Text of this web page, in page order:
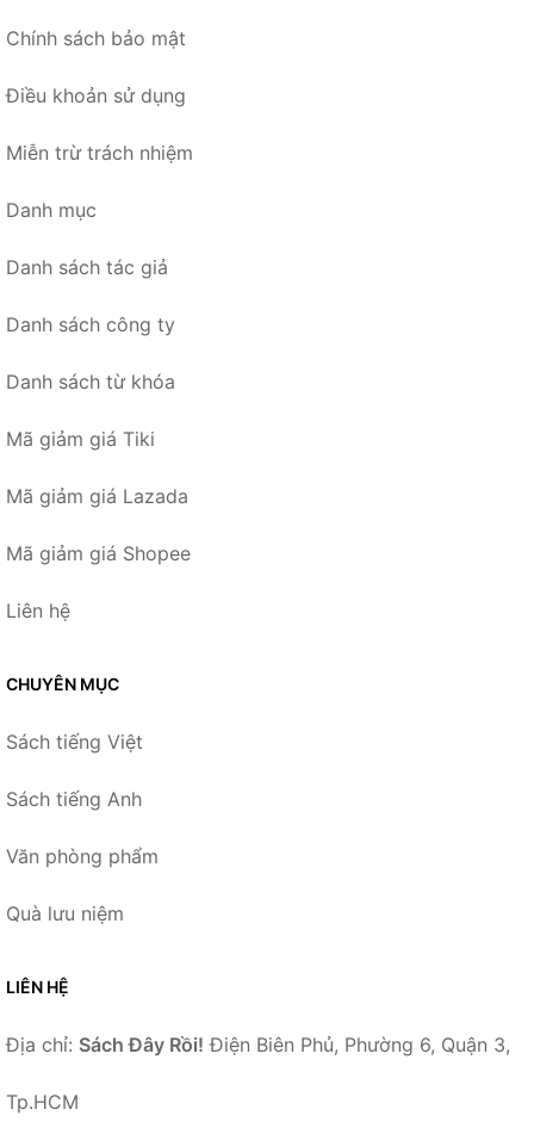
Chính sách bảo mật
Điều khoản sử dụng
Miễn trừ trách nhiệm
Danh mục
Danh sách tác giả
Danh sách công ty
Danh sách từ khóa
Mã giảm giá Tiki
Mã giảm giá Lazada
Mã giảm giá Shopee
Liên hệ
CHUYÊN MỤC
Sách tiếng Việt
Sách tiếng Anh
Văn phòng phẩm
Quà lưu niệm
LIÊN HỆ
Địa chỉ: Sách Đây Rồi! Điện Biên Phủ, Phường 6, Quận 3,
Tp.HCM